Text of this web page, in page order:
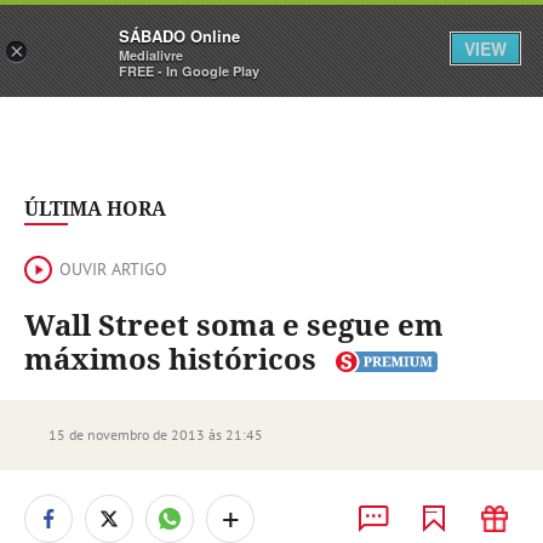
Sábado Assine Iniciar Sessão
ÚLTIMA HORA
OUVIR ARTIGO
Wall Street soma e segue em
máximos históricos
15 de novembro de 2013 às 21:45
+
×
SÁBADO Online
Medialivre
FREE - In Google Play
VIEW